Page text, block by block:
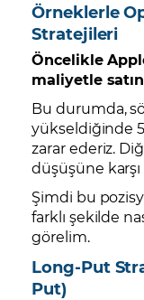
Örneklerle
Stratejileri
Öncelikle
maliyetle
Bu durumda,
yükseldiğinde
zarar ederiz.
düşüşüne
Şimdi bu
farklı şekilde
görelim.
Long-Put
Put)